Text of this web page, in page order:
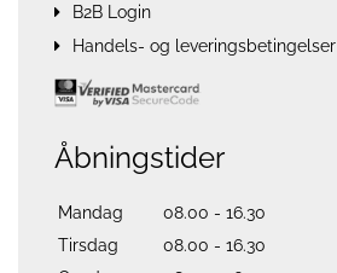
B2B Login
Handels- og leveringsbetingelser
Åbningstider
Mandag
08.00 - 16.30
Tirsdag
08.00 - 16.30